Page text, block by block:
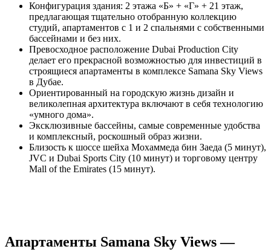
Конфигурация здания: 2 этажа «Б» + «Г» + 21 этаж,
предлагающая тщательно отобранную коллекцию
студий, апартаментов с 1 и 2 спальнями с собственными
бассейнами и без них.
Превосходное расположение Dubai Production City
делает его прекрасной возможностью для инвестиций в
строящиеся апартаменты в комплексе Samana Sky Views
в Дубае.
Ориентированный на городскую жизнь дизайн и
великолепная архитектура включают в себя технологию
«умного дома».
Эксклюзивные бассейны, самые современные удобства
и комплексный, роскошный образ жизни.
Близость к шоссе шейха Мохаммеда бин Заеда (5 минут),
JVC и Dubai Sports City (10 минут) и торговому центру
Mall of the Emirates (15 минут).
Апартаменты Samana Sky Views —